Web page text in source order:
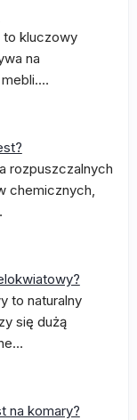
to kluczowy
na
rozpuszczalnych
chemicznych,
to naturalny
się dużą
na komary?